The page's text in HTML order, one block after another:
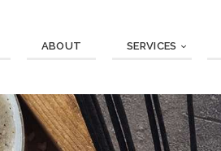
ABOUT SERVICES